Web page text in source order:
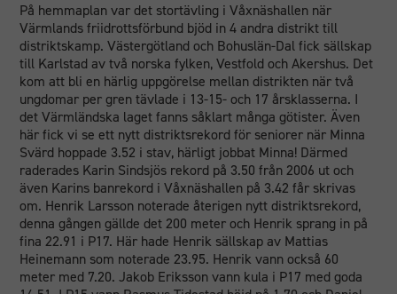
På hemmaplan var det stortävling i Våxnäshallen när
Värmlands friidrottsförbund bjöd in 4 andra distrikt till
distriktskamp. Västergötland och Bohuslän-Dal fick sällskap
till Karlstad av två norska fylken, Vestfold och Akershus. Det
kom att bli en härlig uppgörelse mellan distrikten när två
ungdomar per gren tävlade i 13-15- och 17 årsklasserna. I
det Värmländska laget fanns såklart många götister. Även
här fick vi se ett nytt distriktsrekord för seniorer när Minna
Svärd hoppade 3.52 i stav, härligt jobbat Minna! Därmed
raderades Karin Sindsjös rekord på 3.50 från 2006 ut och
även Karins banrekord i Våxnäshallen på 3.42 får skrivas
om. Henrik Larsson noterade återigen nytt distriktsrekord,
denna gången gällde det 200 meter och Henrik sprang in på
fina 22.91 i P17. Här hade Henrik sällskap av Mattias
Heinemann som noterade 23.95. Henrik vann också 60
meter med 7.20. Jakob Eriksson vann kula i P17 med goda